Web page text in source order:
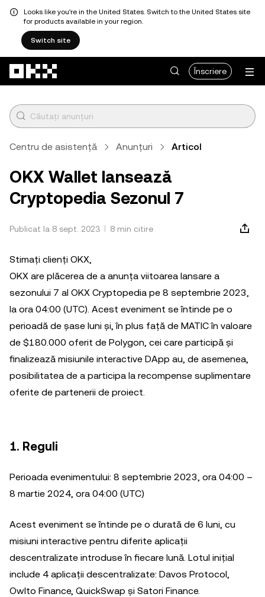
Looks like you're in the United States. Switch to the United States site
for products available in your region.
Switch site
Înscriere
Centru de asistență Anunțuri Articol
OKX Wallet lansează
Cryptopedia Sezonul 7
Publicat la 8 sept. 2023 8 min citire
Stimați clienți OKX,
OKX are plăcerea de a anunța viitoarea lansare a
sezonului 7 al OKX Cryptopedia pe 8 septembrie 2023,
la ora 04:00 (UTC). Acest eveniment se întinde pe o
perioadă de șase luni și, în plus față de MATIC în valoare
de $180.000 oferit de Polygon, cei care participă și
finalizează misiunile interactive DApp au, de asemenea,
posibilitatea de a participa la recompense suplimentare
oferite de partenerii de proiect.
1. Reguli
Perioada evenimentului: 8 septembrie 2023, ora 04:00 –
8 martie 2024, ora 04:00 (UTC)
Acest eveniment se întinde pe o durată de 6 luni, cu
misiuni interactive pentru diferite aplicații
descentralizate introduse în fiecare lună. Lotul inițial
include 4 aplicații descentralizate: Davos Protocol,
Owlto Finance, QuickSwap și Satori Finance.